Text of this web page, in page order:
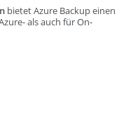
bietet Azure Backup einen
als auch für On-